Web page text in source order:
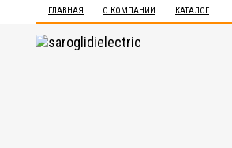
ГЛАВНАЯ О КОМПАНИИ КАТАЛОГ